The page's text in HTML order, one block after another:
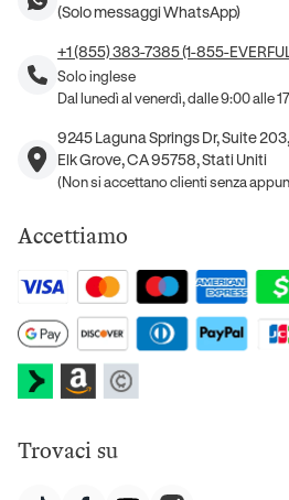
(Solo messaggi WhatsApp)
+1 (855) 383-7385 (1-855-
Solo inglese
Dal lunedì al venerdì, dalle 9:00 alle
9245 Laguna Springs Dr, Suite 203,
Elk Grove, CA 95758, Stati Uniti
(Non si accettano clienti senza
Accettiamo
Trovaci su